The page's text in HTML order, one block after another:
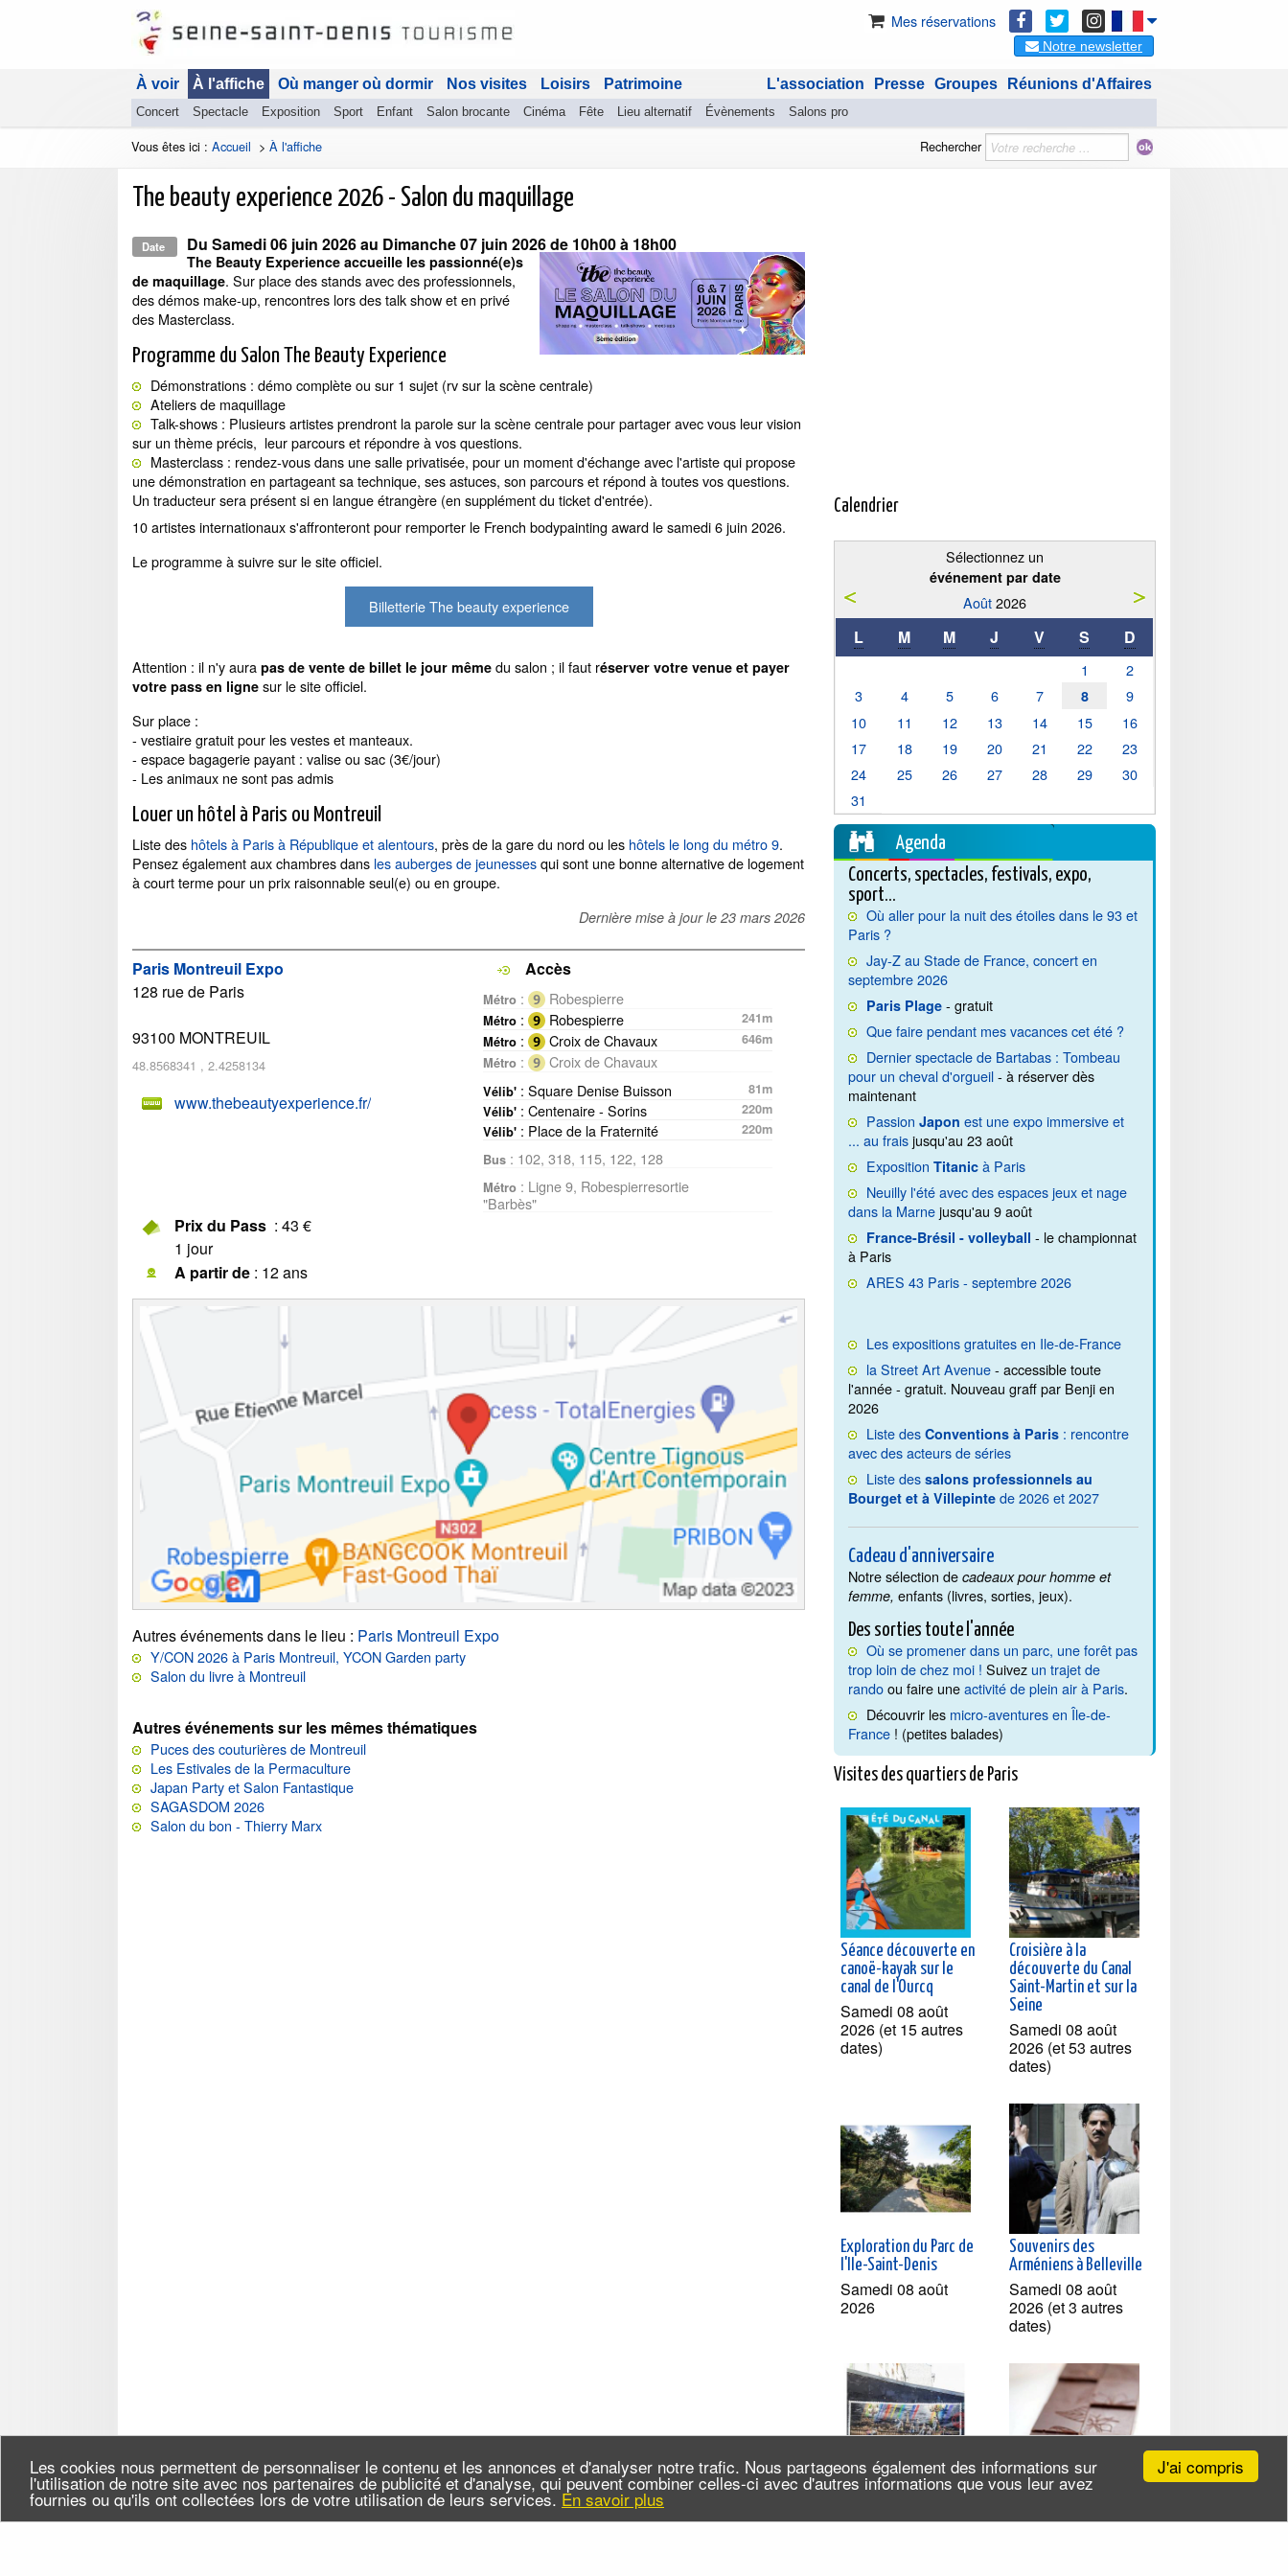
J'ai compris
Les cookies nous permettent de personnaliser le contenu et les annonces et d'analyser notre trafic. Nous partageons également des informations sur
l'utilisation de notre site avec nos partenaires de publicité et d'analyse, qui peuvent combiner celles-ci avec d'autres informations que vous leur avez
fournies ou qu'ils ont collectées lors de votre utilisation de leurs services. En savoir plus
Mes réservations
Notre newsletter
À voir À l'affiche
Concert Spectacle Exposition Sport Enfant Salon brocante Cinéma Fête Lieu alternatif Évènements Salons pro
Où manger où dormir Nos visites Loisirs Patrimoine Réunions d'Affaires
Groupes
Presse
L'association
Vous êtes ici : Accueil > À l'affiche Rechercher
The beauty experience 2026 - Salon du maquillage
Date Du Samedi 06 juin 2026au Dimanche 07 juin 2026de 10h00 à 18h00
The Beauty Experience accueille les passionné(e)s
de maquillage. Sur place des stands avec des professionnels,
des démos make-up, rencontres lors des talk show et en privé
des Masterclass.
Programme du Salon The Beauty Experience
Démonstrations : démo complète ou sur 1 sujet (rv sur la scène centrale)
Ateliers de maquillage
Talk-shows : Plusieurs artistes prendront la parole sur la scène centrale pour partager avec vous leur vision
sur un thème précis, leur parcours et répondre à vos questions.
Masterclass : rendez-vous dans une salle privatisée, pour un moment d'échange avec l'artiste qui propose
une démonstration en partageant sa technique, ses astuces, son parcours et répond à toutes vos questions.
Un traducteur sera présent si en langue étrangère (en supplément du ticket d'entrée).
10 artistes internationaux s'affronteront pour remporter le French bodypainting award le samedi 6 juin 2026.
Le programme à suivre sur le site officiel.
Billetterie The beauty experience
Attention : il n'y aura pas de vente de billet le jour même du salon ; il faut réserver votre venue et payer
votre pass en ligne sur le site officiel.
Sur place :
- vestiaire gratuit pour les vestes et manteaux.
- espace bagagerie payant : valise ou sac (3€/jour)
- Les animaux ne sont pas admis
Louer un hôtel à Paris ou Montreuil
Liste des hôtels à Paris à République et alentours, près de la gare du nord ou les hôtels le long du métro 9.
Pensez également aux chambres dans les auberges de jeunessesqui sont une bonne alternative de logement
à court terme pour un prix raisonnable seul(e) ou en groupe.
Dernière mise à jour le 23 mars 2026
Paris Montreuil Expo
128 rue de Paris
93100 MONTREUIL
48.8568341 , 2.4258134
www.thebeautyexperience.fr/
Accès
Métro : Robespierre
Métro : Robespierre
241m
Métro : Croix de Chavaux
646m
Métro : Croix de Chavaux
Vélib' : Square Denise Buisson
81m
Vélib' : Centenaire - Sorins
220m
Vélib' : Place de la Fraternité
220m
Bus : 102, 318, 115, 122, 128
Métro : Ligne 9, Robespierresortie
"Barbès"
Prix du Pass : 43 €
1 jour
A partir de : 12 ans
Autres événements dans le lieu : Paris Montreuil Expo
Y/CON 2026 à Paris Montreuil, YCON Garden party
Salon du livre à Montreuil
Autres événements sur les mêmes thématiques
Puces des couturières de Montreuil
Les Estivales de la Permaculture
Japan Party et Salon Fantastique
SAGASDOM 2026
Salon du bon - Thierry Marx
Calendrier
Sélectionnez un
événement par date
Août2026
L M M J V S D
1
2
3
4 5 6 7 8
9
10
11 12 13 14 15
16
17
18 19 20 21 22
23
24
25 26 27 28 29
30
31
Agenda
Concerts, spectacles, festivals, expo,
sport...
Où aller pour la nuit des étoiles dans le 93 et
Paris ?
Jay-Z au Stade de France, concert en
septembre 2026
Paris Plage - gratuit
Que faire pendant mes vacances cet été ?
Dernier spectacle de Bartabas : Tombeau
pour un cheval d'orgueil- à réserver dès
maintenant
PassionJapon est une expo immersive et
... au fraisjusqu'au 23 août
ExpositionTitanic à Paris
Neuilly l'été avec des espaces jeux et nage
dans la Marnejusqu'au 9 août
France-Brésil - volleyball - le championnat
à Paris
ARES 43 Paris - septembre 2026
Les expositions gratuites en Ile-de-France
la Street Art Avenue- accessible toute
l'année - gratuit. Nouveau graff par Benji en
2026
Liste desConventions à Paris : rencontre
avec des acteurs de séries
Liste dessalons professionnels au
Bourget et à Villepinte de 2026 et 2027
Cadeau d'anniversaire
Notre sélection decadeaux pour homme et
femme, enfants (livres, sorties, jeux).
Des sorties toute l'année
Où se promener dans un parc, une forêt pas
trop loin de chez moi ! Suivez un trajet de
randoou faire uneactivité de plein air à Paris.
Découvrir les micro-aventures en Île-de-
France ! (petites balades)
Visites des quartiers de Paris
Séance découverte en
canoë-kayak sur le
canal de l'Ourcq
Samedi 08 août
2026 (et 15 autres
dates)
Croisière à la
découverte du Canal
Saint-Martin et sur la
Seine
Samedi 08 août
2026 (et 53 autres
dates)
Exploration du Parc de
l'Ile-Saint-Denis
Samedi 08 août
2026
Souvenirs des
Arméniens à Belleville
Samedi 08 août
2026 (et 3 autres
dates)
et ses galeries Street-
tablettes de chocolat